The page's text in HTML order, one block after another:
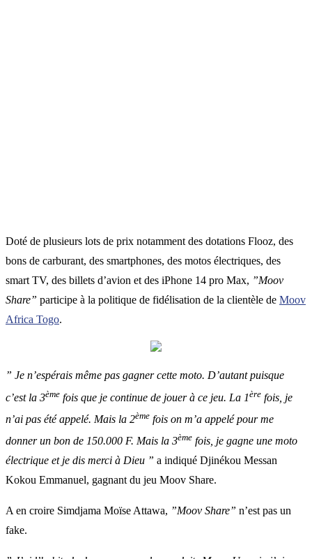
Doté de plusieurs lots de prix notamment des dotations Flooz, des
bons de carburant, des smartphones, des motos électriques, des
smart TV, des billets d’avion et des iPhone 14 pro Max, ”Moov
Share” participe à la politique de fidélisation de la clientèle de Moov
Africa Togo.
” Je n’espérais même pas gagner cette moto. D’autant puisque
c’est la 3ème fois que je continue de jouer à ce jeu. La 1ère fois, je
n’ai pas été appelé. Mais la 2ème fois on m’a appelé pour me
donner un bon de 150.000 F. Mais la 3ème fois, je gagne une moto
électrique et je dis merci à Dieu ” a indiqué Djinékou Messan
Kokou Emmanuel, gagnant du jeu Moov Share.
A en croire Simdjama Moïse Attawa, ”Moov Share” n’est pas un
fake.